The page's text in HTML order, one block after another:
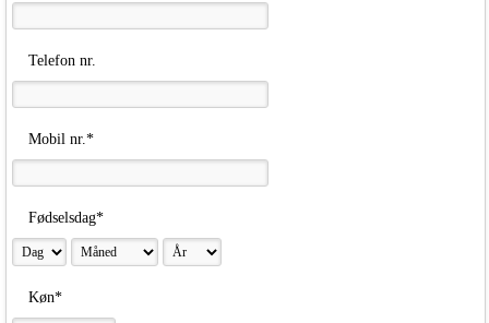
Telefon nr.
Mobil nr.*
Fødselsdag*
Køn*